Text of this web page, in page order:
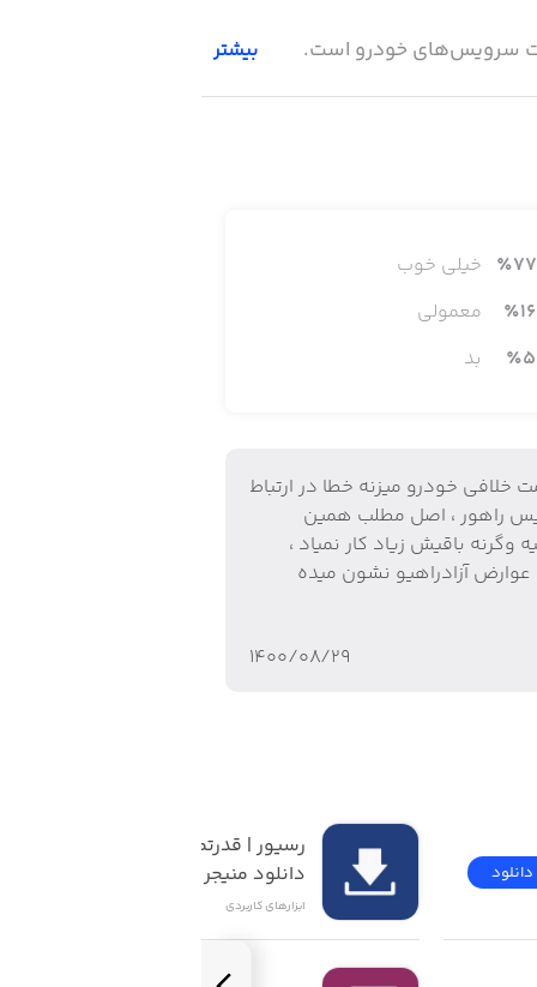
سرویس‌های خودرو است.
فنی به‌صورت کاملاً غیرحضوری!
خودرو، و بسیاری خدمات دیگر.
و اتلاف وقت.
بیشتر
٪77
خیلی خوب
٪16
معمولی
٪5 بد
خلافی خودرو میزنه خطا در ارتباط
راهور ، اصل مطلب همین
وگرنه باقیش زیاد کار نمیاد ،
آزادراهیو نشون میده
۱۴۰۰/۰۸/۲۹
دانلود
دانلود منیجر iOS
ابزار‌های کاربردی